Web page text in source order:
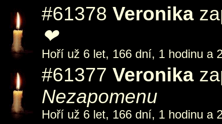
#61378 Veronika
❤
Hoří už 6 let, 166 dní, 1 hodinu a
#61377 Veronika
Nezapomenu
Hoří už 6 let, 166 dní, 1 hodinu a